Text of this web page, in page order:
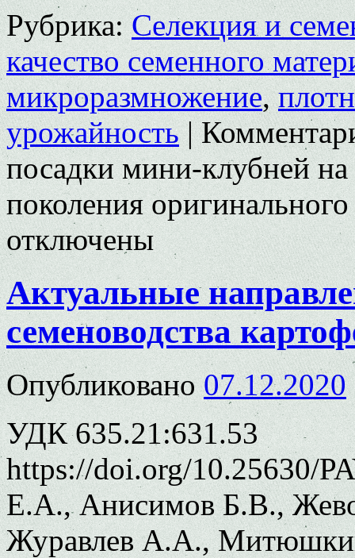
Рубрика: Селекция и
качество семенного
микроразмножение,
урожайность |
посадки мини-клубней
поколения
отключены
Актуальные
семеноводства
Опубликовано 07.12.2020
УДК 635.21:631.53
https://doi.org/10.25630/
Е.А., Анисимов Б.В.,
Журавлев А.А.,